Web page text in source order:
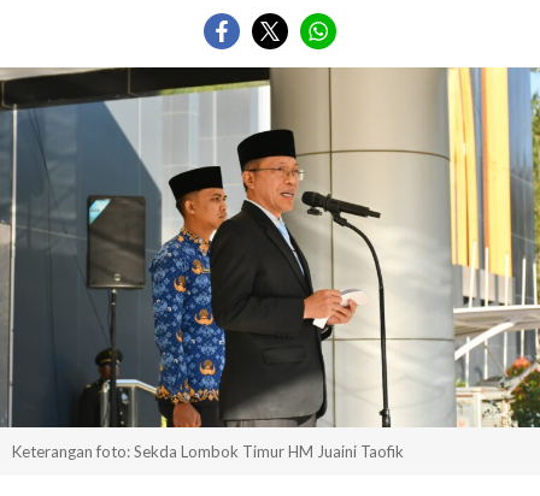
Keterangan foto: Sekda Lombok Timur HM Juaini Taofik